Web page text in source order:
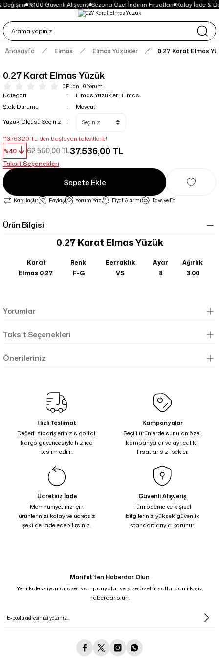
%100 Güvenli Alışveriş Sezona Özel İndirim Fırsatları Kolay İade &
Anasayfa Elmas Elmas Yüzükler 0.27 Karat Elmas
0.27 Karat Elmas Yüzük
0 Puan - 0 Yorum
Kategori Elmas Yüzükler, Elmas
Stok Durumu
Mevcut
Yüzük Ölçüsü Seçiniz
*13.763,20 TL den başlayan taksitlerle!
%40
62.560,00 TL37.536,00 TL
Taksit Seçenekleri
Sepete Ekle
Karşılaştır Paylaş Yorum Yaz Fiyat Alarmı Tavsiye Et
Ürün Bilgisi
0.27 Karat Elmas Yüzük
Karat Renk Berraklık Ayar
Ağırlık
Elmas 0.27
F-G VS 8 3.00
Yorumlar
Taksit Seçenekleri
Önerileriniz
Hızlı Teslimat
Değerli siparişleriniz sigortalı
kargo güvencesiyle hızlıca
teslim edilir.
Kampanyalar
Seçili ürünlerde sunulan özel
kampanyalar ve ayrıcalıklı
fırsatlar sizi bekler.
Ücretsiz İade
Memnuniyetiniz için
ürünlerinizi kolay ve ücretsiz
şekilde iade edebilirsiniz.
Güvenli Alışveriş
Tüm ödeme ve kişisel
bilgileriniz yüksek güvenlik
standartlarıyla korunur.
Marifet’ten Haberdar Olun
Yeni koleksiyonlar, özel kampanyalar ve size özel fırsatlardan ilk siz
haberdar olun.